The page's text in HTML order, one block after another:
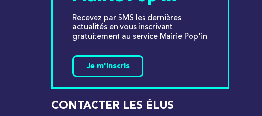
Recevez par SMS les dernières
actualités en vous inscrivant
gratuitement au service Mairie Pop'in
Je m'inscris
CONTACTER LES ÉLUS